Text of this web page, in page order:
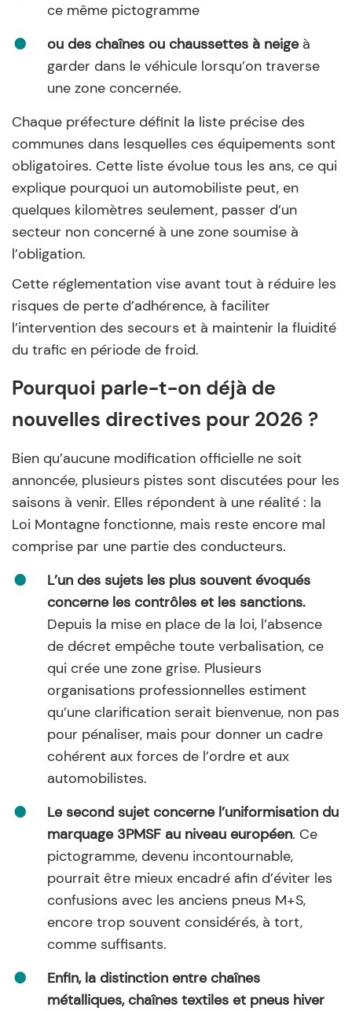
ce même pictogramme
ou des chaînes ou chaussettes à neigeà
garder dans le véhicule lorsqu’on traverse
une zone concernée.
Chaque préfecture définit la liste précise des
communes dans lesquelles ces équipements sont
obligatoires. Cette liste évolue tous les ans, ce qui
explique pourquoi un automobiliste peut, en
quelques kilomètres seulement, passer d’un
secteur non concerné à une zone soumise à
l’obligation.
Cette réglementation vise avant tout à réduire les
risques de perte d’adhérence, à faciliter
l’intervention des secours et à maintenir la fluidité
du trafic en période de froid.
Pourquoi parle-t-on déjà de
nouvelles directives pour 2026 ?
Bien qu’aucune modification officielle ne soit
annoncée, plusieurs pistes sont discutées pour les
saisons à venir. Elles répondent à une réalité : la
Loi Montagne fonctionne, mais reste encore mal
comprise par une partie des conducteurs.
L’un des sujets les plus souvent évoqués
concerne les contrôles et les sanctions.
Depuis la mise en place de la loi, l’absence
de décret empêche toute verbalisation, ce
qui crée une zone grise. Plusieurs
organisations professionnelles estiment
qu’une clarification serait bienvenue, non pas
pour pénaliser, mais pour donner un cadre
cohérent aux forces de l’ordre et aux
automobilistes.
Le second sujet concerne l’uniformisation du
marquage 3PMSF au niveau européen. Ce
pictogramme, devenu incontournable,
pourrait être mieux encadré afin d’éviter les
confusions avec les anciens pneus M+S,
encore trop souvent considérés, à tort,
comme suffisants.
Enfin, la distinction entre chaînes
métalliques, chaînes textiles et pneus hiver